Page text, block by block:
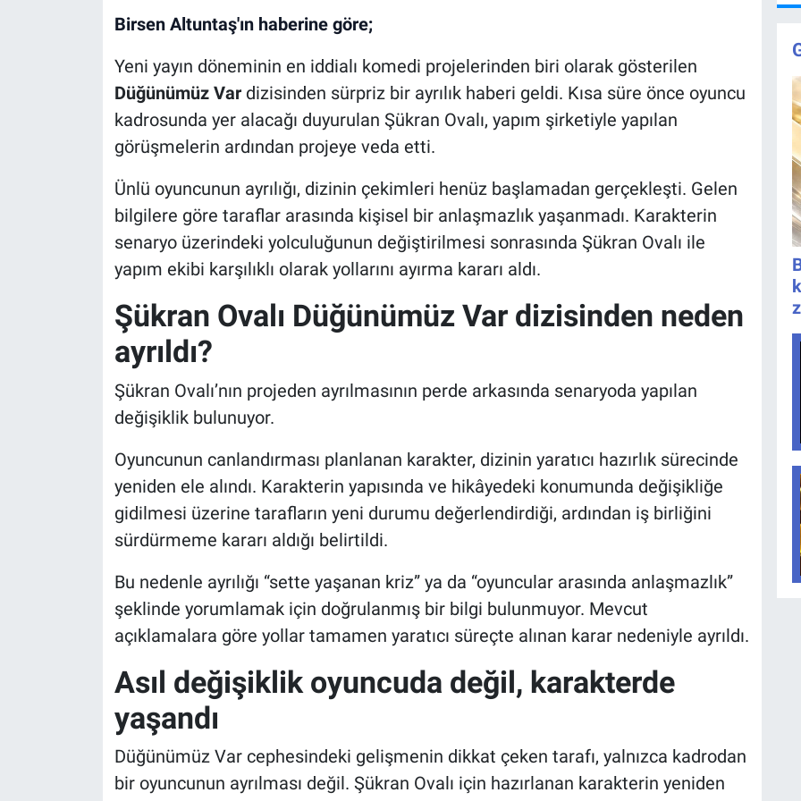
Birsen Altuntaş'ın haberine göre;
Yeni yayın döneminin en iddialı komedi projelerinden biri olarak gösterilen
Düğünümüz Vardizisinden sürpriz bir ayrılık haberi geldi. Kısa süre önce oyuncu
kadrosunda yer alacağı duyurulan Şükran Ovalı, yapım şirketiyle yapılan
görüşmelerin ardından projeye veda etti.
Ünlü oyuncunun ayrılığı, dizinin çekimleri henüz başlamadan gerçekleşti. Gelen
bilgilere göre taraflar arasında kişisel bir anlaşmazlık yaşanmadı. Karakterin
senaryo üzerindeki yolculuğunun değiştirilmesi sonrasında Şükran Ovalı ile
yapım ekibi karşılıklı olarak yollarını ayırma kararı aldı.
Şükran Ovalı Düğünümüz Var dizisinden neden
ayrıldı?
Şükran Ovalı’nın projeden ayrılmasının perde arkasında senaryoda yapılan
değişiklik bulunuyor.
Oyuncunun canlandırması planlanan karakter, dizinin yaratıcı hazırlık sürecinde
yeniden ele alındı. Karakterin yapısında ve hikâyedeki konumunda değişikliğe
gidilmesi üzerine tarafların yeni durumu değerlendirdiği, ardından iş birliğini
sürdürmeme kararı aldığı belirtildi.
Bu nedenle ayrılığı “sette yaşanan kriz” ya da “oyuncular arasında anlaşmazlık”
şeklinde yorumlamak için doğrulanmış bir bilgi bulunmuyor. Mevcut
açıklamalara göre yollar tamamen yaratıcı süreçte alınan karar nedeniyle ayrıldı.
Asıl değişiklik oyuncuda değil, karakterde
yaşandı
Düğünümüz Var cephesindeki gelişmenin dikkat çeken tarafı, yalnızca kadrodan
bir oyuncunun ayrılması değil. Şükran Ovalı için hazırlanan karakterin yeniden